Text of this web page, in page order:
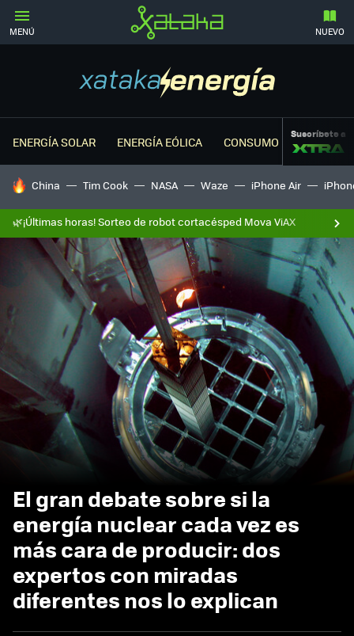
MENÚ NUEVO
ENERGÍA SOLAR ENERGÍA EÓLICA CONSUMO ENERGÉTICO
Suscríbete a
HOY SE HABLA DE
China Tim Cook NASA Waze iPhone Air
🌿¡Últimas horas! Sorteo de robot cortacésped Mova ViAX
El gran debate sobre si la
energía nuclear cada vez es
más cara de producir: dos
expertos con miradas
diferentes nos lo explican